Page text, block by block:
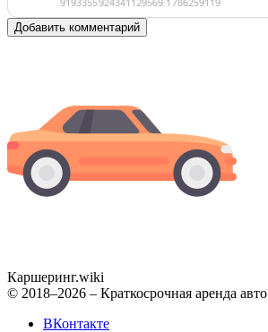
Добавить комментарий
Каршеринг.wiki
© 2018–2026 – Краткосрочная аренда авто
ВКонтакте